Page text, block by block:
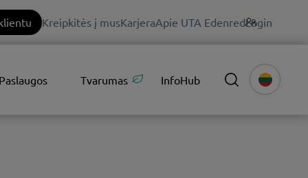
Kreipkitės į musKarjeraApie UTA EdenredLogin
Tvarumas InfoHub